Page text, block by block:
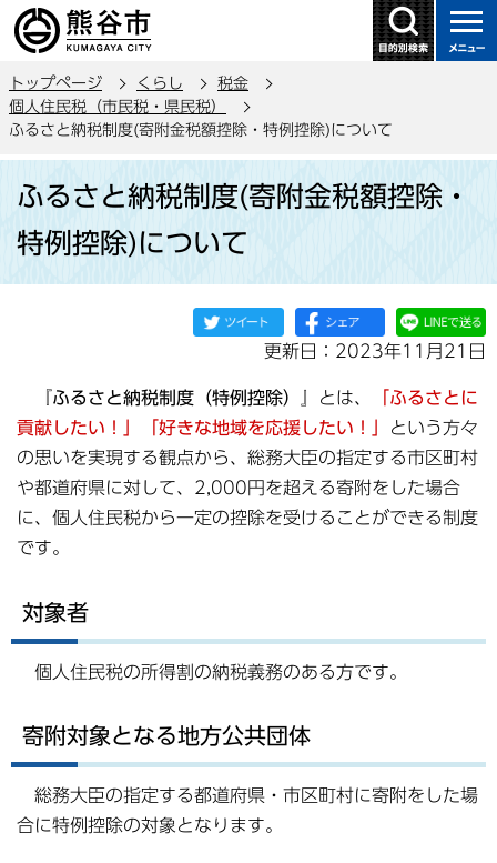
の
ー
ジ
トップページ くらし
税金
個人住民税（市民税・県民税）
ふるさと納税制度(寄附金税額控除・特例控除)について
か
ふるさと納税制度(寄附金税額控除・
特例控除)について
更新日：2023年11月21日
『ふるさと納税制度（特例控除）』 とは、
「ふるさとに
貢献したい！」「好きな地域を応援したい！」
という方々
の思いを実現する観点から、総務大臣の指定する市区町村
や都道府県に対して、2,000円を超える寄附をした場合
に、個人住民税から一定の控除を受けることができる制度
です。
対象者
個人住民税の所得割の納税義務のある方です。
寄附対象となる地方公共団体
総務大臣の指定する都道府県・市区町村に寄附をした場
合に特例控除の対象となります。